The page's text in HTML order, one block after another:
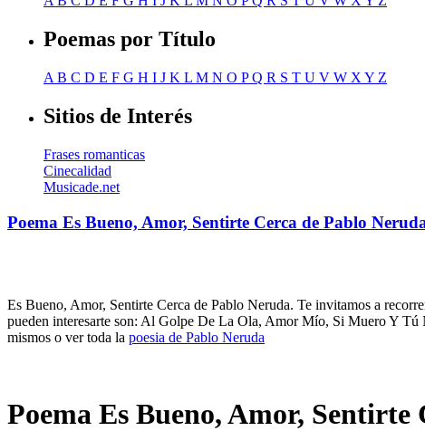
Poemas por Título
A B C D E F G H I J K L M N O PQ R S T U V W X Y Z
Sitios de Interés
Frases romanticas
Cinecalidad
Musicade.net
Poema Es Bueno, Amor, Sentirte Cerca de Pablo
Es Bueno, Amor, Sentirte Cerca de Pablo Neruda. Te invitamos a
pueden interesarte son: Al Golpe De La Ola, Amor Mío, Si Muero Y
mismos o ver toda la poesia de Pablo Neruda
Poema Es Bueno, Amor, Sentirte